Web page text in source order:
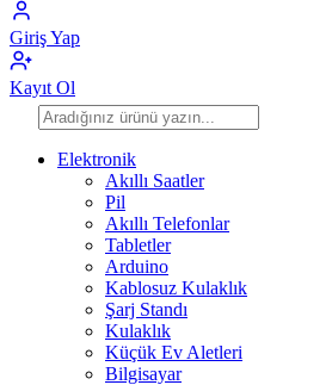
Giriş Yap
Kayıt Ol
Elektronik
Akıllı Saatler
Pil
Akıllı Telefonlar
Tabletler
Arduino
Kablosuz Kulaklık
Şarj Standı
Kulaklık
Küçük Ev Aletleri
Bilgisayar